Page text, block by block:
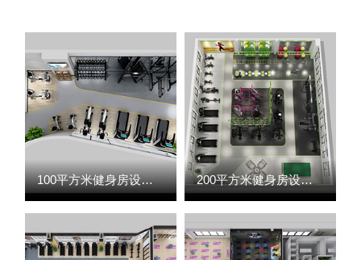
100平方米健身房设计案例 200平方米健身房设计案例